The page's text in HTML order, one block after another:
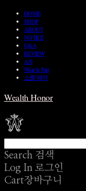
HOME
SHOP
ABOUT
NOTICE
Q&A
REVIEW
A/S
Wear & Pair
쇼룸 예약
Wealth Honor
Search 검색
Log In 로그인
Cart장바구니